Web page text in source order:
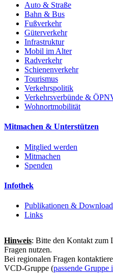
Auto & Straße
Bahn & Bus
Fußverkehr
Güterverkehr
Infrastruktur
Mobil im Alter
Radverkehr
Schienenverkehr
Tourismus
Verkehrspolitik
Verkehrsverbünde &
Wohnortmobilität
Mitmachen & Unterstützen
Mitglied werden
Mitmachen
Spenden
Infothek
Publikationen &
Links
Hinweis: Bitte den Kontakt zum
Fragen nutzen.
Bei regionalen Fragen
VCD-Gruppe (passende Gruppe